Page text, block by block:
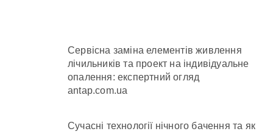
Сервісна заміна елементів живлення
лічильників та проект на індивідуальне
опалення: експертний огляд
antap.com.ua
Сучасні технології нічного бачення та як